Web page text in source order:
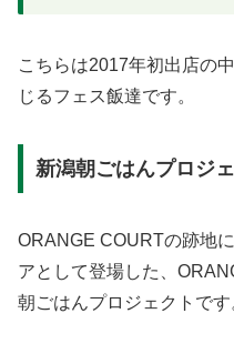
こちらは2017年初出店の
じるフェス飯達です。
新潟朝ごはんプロジ
ORANGE COURTの跡地
アとして登場した、
朝ごはんプロジェクトです